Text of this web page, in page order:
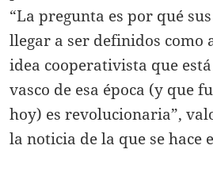
“La pregunta es por qué
llegar a ser definidos como
idea cooperativista que
vasco de esa época (y que
hoy) es revolucionaria”,
la noticia de la que se hace